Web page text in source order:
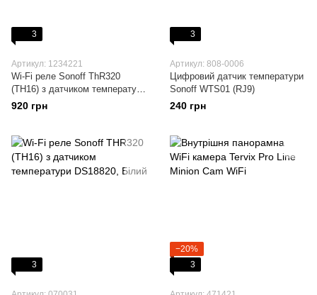
3
Артикул: 1234221
Wi-Fi реле Sonoff ThR320
(TH16) з датчиком температури
та вологості Sonoff THS01 20A
(am2301)
920 грн
3
Артикул: 808-0006
Цифровий датчик температури
Sonoff WTS01 (RJ9)
240 грн
3
−20%
3